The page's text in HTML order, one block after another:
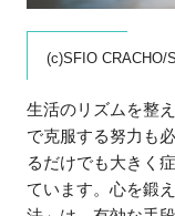
(c)SFIO CRACHO/
生活のリズムを整
で克服する努力も
るだけでも大きく
ています。心を鍛